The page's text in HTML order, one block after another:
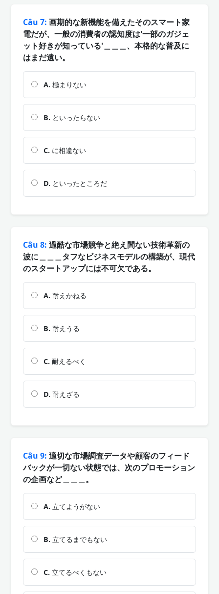
Câu 7: 画期的な新機能を備えたそのスマート家
電だが、一般の消費者の認知度は'一部のガジェ
ット好きが知っている'＿＿＿、本格的な普及に
はまだ遠い。
A. 極まりない
B. といったらない
C. に相違ない
D. といったところだ
Câu 8: 過酷な市場競争と絶え間ない技術革新の
波に＿＿＿タフなビジネスモデルの構築が、現代
のスタートアップには不可欠である。
A. 耐えかねる
B. 耐えうる
C. 耐えるべく
D. 耐えざる
Câu 9: 適切な市場調査データや顧客のフィード
バックが一切ない状態では、次のプロモーション
の企画など＿＿＿。
A. 立てようがない
B. 立てるまでもない
C. 立てるべくもない